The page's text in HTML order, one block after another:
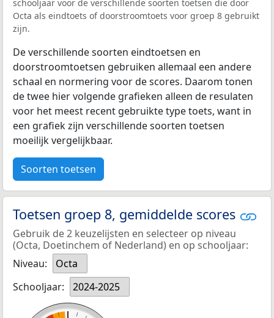
schooljaar voor de verschillende soorten toetsen die door
Octa als eindtoets of doorstroomtoets voor groep 8 gebruikt
zijn.
De verschillende soorten eindtoetsen en
doorstroomtoetsen gebruiken allemaal een andere
schaal en normering voor de scores. Daarom tonen
de twee hier volgende grafieken alleen de resulaten
voor het meest recent gebruikte type toets, want in
een grafiek zijn verschillende soorten toetsen
moeilijk vergelijkbaar.
Soorten toetsen
Toetsen groep 8, gemiddelde scores
Gebruik de 2 keuzelijsten en selecteer op niveau
(Octa, Doetinchem of Nederland) en op schooljaar:
Niveau:
Octa
Schooljaar:
2024-2025